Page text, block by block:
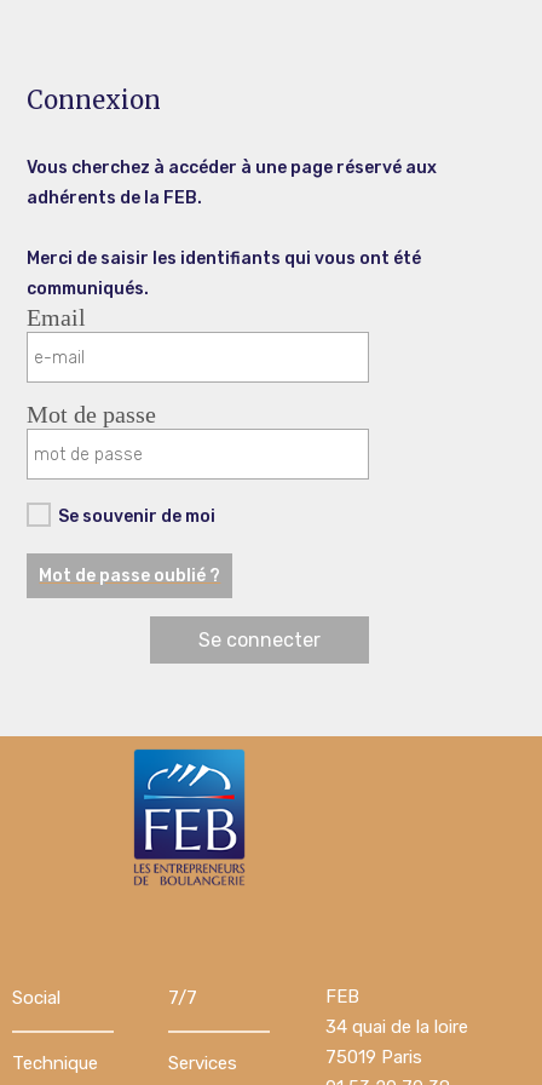
Connexion
Vous cherchez à accéder à une page réservé aux
adhérents de la FEB.
Merci de saisir les identifiants qui vous ont été
communiqués.
Email
Mot de passe
Se souvenir de moi
Mot de passe oublié ?
Social 7/7
FEB
34 quai de la loire
75019 Paris
Technique Services